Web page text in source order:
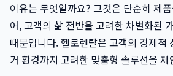
이유는 무엇일까요? 그것은 단순히 제
어, 고객의 삶 전반을 고려한 차별화된
때문입니다. 헬로렌탈은 고객의 경제적
거 환경까지 고려한 맞춤형 솔루션을 제